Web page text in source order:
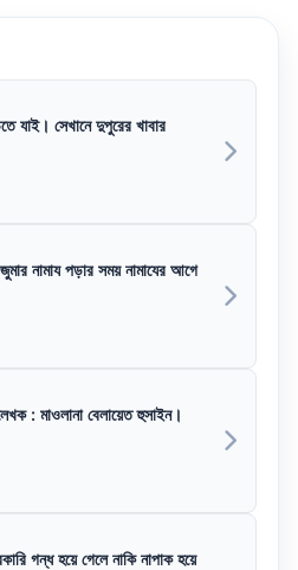
যাই। সেখানে দুপুরের খাবার
নামায পড়ার সময় নামাযের আগে
: মাওলানা বেলায়েত হুসাইন।
গন্ধ হয়ে গেলে নাকি নাপাক হয়ে